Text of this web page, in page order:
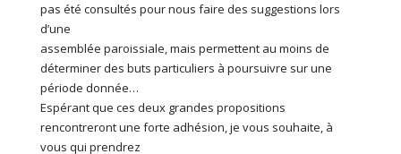
pas été consultés pour nous faire des suggestions lors
d’une
assemblée paroissiale, mais permettent au moins de
déterminer des buts particuliers à poursuivre sur une
période donnée…
Espérant que ces deux grandes propositions
rencontreront une forte adhésion, je vous souhaite, à
vous qui prendrez